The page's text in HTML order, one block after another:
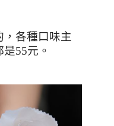
各種口味主
是55元。